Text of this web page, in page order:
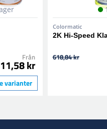
Från
kr
varianter
Colormatic
2K Hi-Speed
618,84 kr